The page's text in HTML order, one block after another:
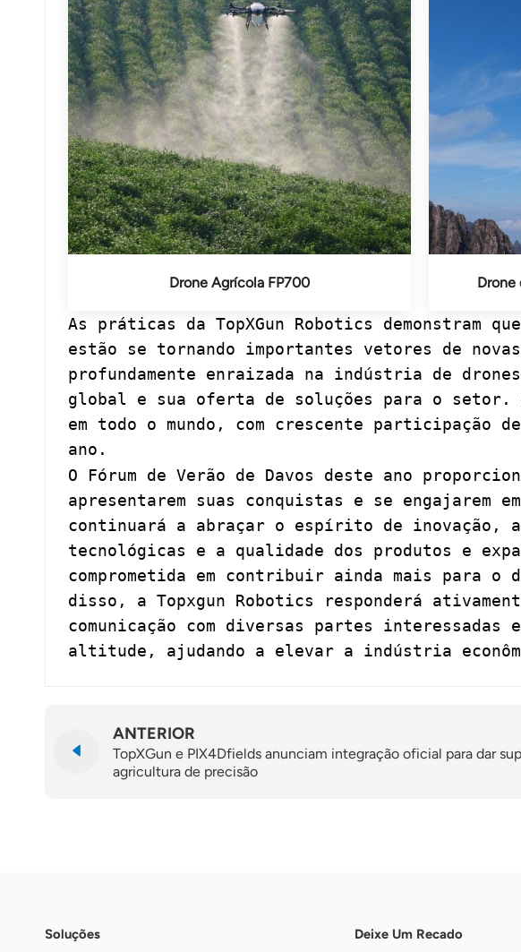
Drone Agrícola FP700 Drone
As práticas da TopXGun Robotics demonstram
estão se tornando importantes vetores de
profundamente enraizada na indústria de
global e sua oferta de soluções para o setor.
em todo o mundo, com crescente participação
ano.
O Fórum de Verão de Davos deste ano
apresentarem suas conquistas e se
continuará a abraçar o espírito de inovação,
tecnológicas e a qualidade dos produtos e
comprometida em contribuir ainda mais para o
disso, a Topxgun Robotics responderá
comunicação com diversas partes interessadas
altitude, ajudando a elevar a indústria
ANTERIOR
TopXGun e PIX4Dfields anunciam integração oficial para dar
agricultura de precisão
Soluções Deixe Um Recado